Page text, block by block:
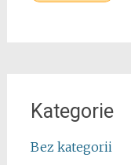
Kategorie
Bez kategorii